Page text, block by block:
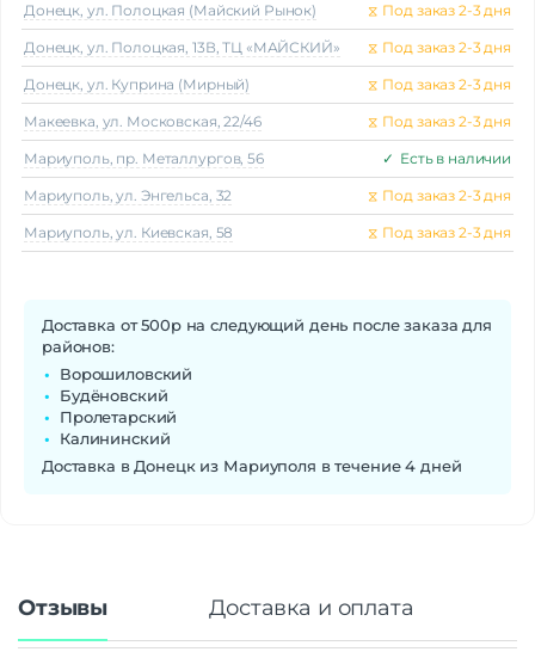
Донецк, ул. Полоцкая (Майский Рынок) ⧖ Под заказ 2-3 дня
Донецк, ул. Полоцкая, 13В, ТЦ «МАЙСКИЙ» ⧖ Под заказ 2-3 дня
Донецк, ул. Куприна (Мирный) ⧖ Под заказ 2-3 дня
Макеeвка, ул. Московская, 22/46 ⧖ Под заказ 2-3 дня
Мариуполь, пр. Металлургов, 56 ✓ Есть в наличии
Мариуполь, ул. Энгельса, 32 ⧖ Под заказ 2-3 дня
Мариуполь, ул. Киевская, 58 ⧖ Под заказ 2-3 дня
Доставка от 500р на следующий день после заказа для
районов:
Ворошиловский
Будёновский
Пролетарский
Калининский
Доставка в Донецк из Мариуполя в течение 4 дней
Отзывы Доставка и оплата